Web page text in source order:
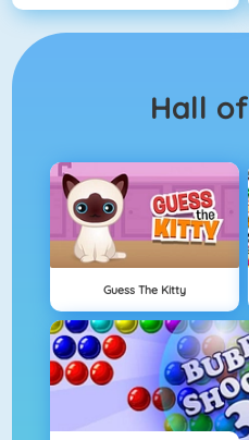
Hall of
Guess The Kitty